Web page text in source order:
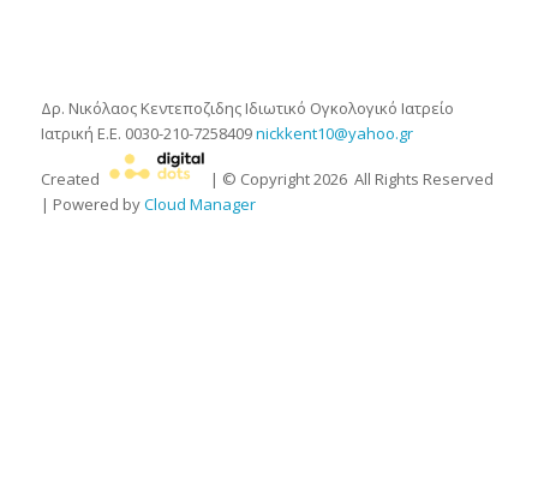
Δρ. Νικόλαος Κεντεποζιδης Ιδιωτικό Ογκολογικό Ιατρείο
Ιατρική Ε.Ε. 0030-210-7258409nickkent10@yahoo.gr
Created | © Copyright2026All Rights Reserved
| Powered byCloud Manager